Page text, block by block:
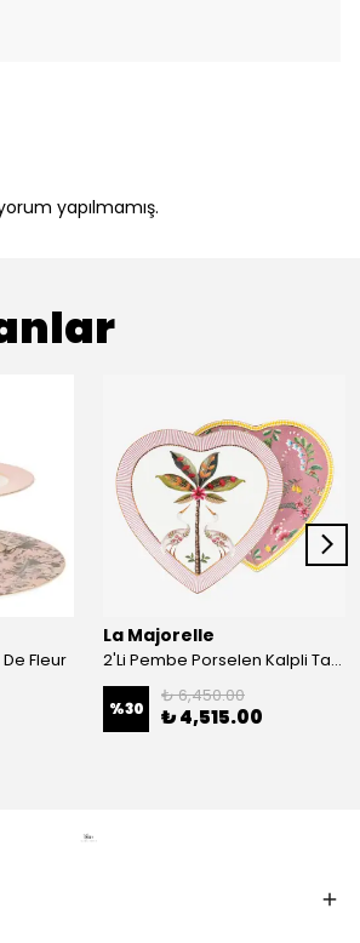
yapılmamış.
Fleur
La Majorelle
2'Li Pembe Porselen Kalpli Tabak 21,5 Cm La Majorelle
%30
₺ 6,450.00
₺ 4,515.00